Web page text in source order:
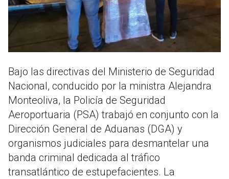
Bajo las directivas del Ministerio de Seguridad
Nacional, conducido por la ministra Alejandra
Monteoliva, la Policía de Seguridad
Aeroportuaria (PSA) trabajó en conjunto con la
Dirección General de Aduanas (DGA) y
organismos judiciales para desmantelar una
banda criminal dedicada al tráfico
transatlántico de estupefacientes. La